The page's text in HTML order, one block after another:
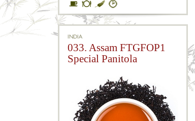
INDIA
033. Assam FTGFOP1
Special Panitola